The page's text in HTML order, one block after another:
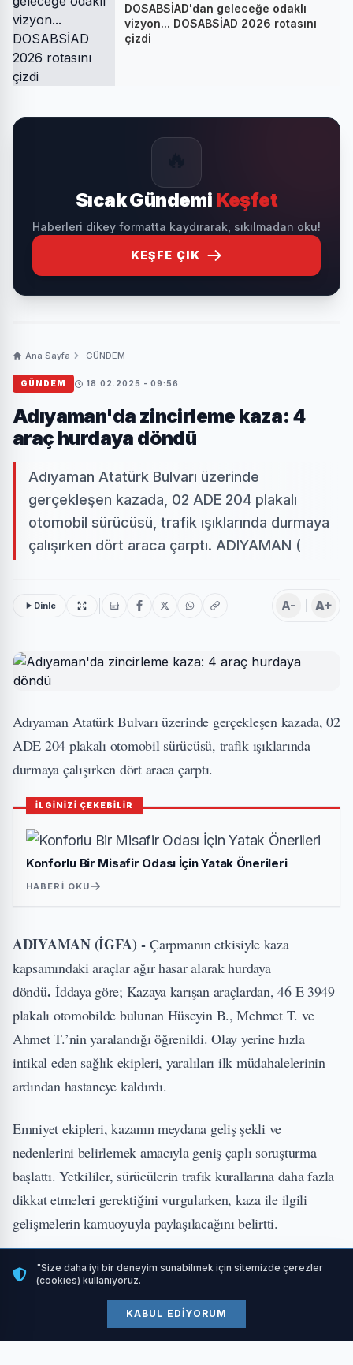
DOSABSİAD'dan geleceğe odaklı
vizyon... DOSABSİAD 2026 rotasını
çizdi
Sıcak Gündemi Keşfet
Haberleri dikey formatta kaydırarak, sıkılmadan oku!
KEŞFE ÇIK
Ana Sayfa GÜNDEM
GÜNDEM 18.02.2025 - 09:56
Adıyaman'da zincirleme kaza: 4
araç hurdaya döndü
Adıyaman Atatürk Bulvarı üzerinde
gerçekleşen kazada, 02 ADE 204 plakalı
otomobil sürücüsü, trafik ışıklarında durmaya
çalışırken dört araca çarptı. ADIYAMAN (
Dinle A- A+
Adıyaman Atatürk Bulvarı üzerinde gerçekleşen kazada, 02
ADE 204 plakalı otomobil sürücüsü, trafik ışıklarında
durmaya çalışırken dört araca çarptı.
İLGİNİZİ ÇEKEBİLİR
Konforlu Bir Misafir Odası İçin Yatak Önerileri
HABERI OKU
ADIYAMAN (İGFA) -Çarpmanın etkisiyle kaza
kapsamındaki araçlar ağır hasar alarak hurdaya
döndü.İddaya göre; Kazaya karışan araçlardan, 46 E 3949
plakalı otomobilde bulunan Hüseyin B., Mehmet T. ve
Ahmet T.’nin yaralandığı öğrenildi. Olay yerine hızla
intikal eden sağlık ekipleri, yaralıları ilk müdahalelerinin
ardından hastaneye kaldırdı.
Emniyet ekipleri, kazanın meydana geliş şekli ve
nedenlerini belirlemek amacıyla geniş çaplı soruşturma
başlattı. Yetkililer, sürücülerin trafik kurallarına daha fazla
dikkat etmeleri gerektiğini vurgularken, kaza ile ilgili
gelişmelerin kamuoyuyla paylaşılacağını belirtti.
#gundem
"Size daha iyi bir deneyim sunabilmek için sitemizde çerezler
(cookies) kullanıyoruz.
KABUL EDIYORUM